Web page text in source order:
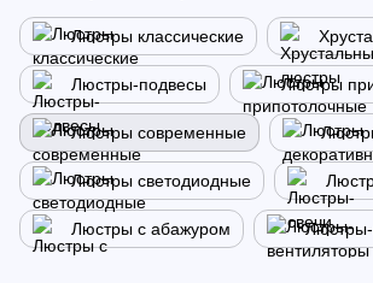
Люстры классические
Люстры-подвесы Люстры
Люстры современные
Люстры светодиодные
Люстры с абажуром